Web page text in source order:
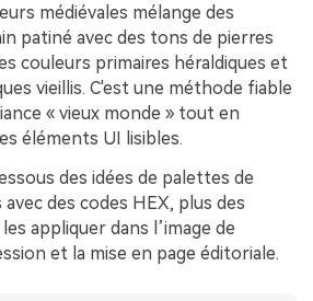
médiévales mélange des
patiné avec des tons de pierres
couleurs primaires héraldiques et
vieillis. C'est une méthode fiable
« vieux monde » tout en
éléments UI lisibles.
des idées de palettes de
des codes HEX, plus des
appliquer dans l’image de
et la mise en page éditoriale.